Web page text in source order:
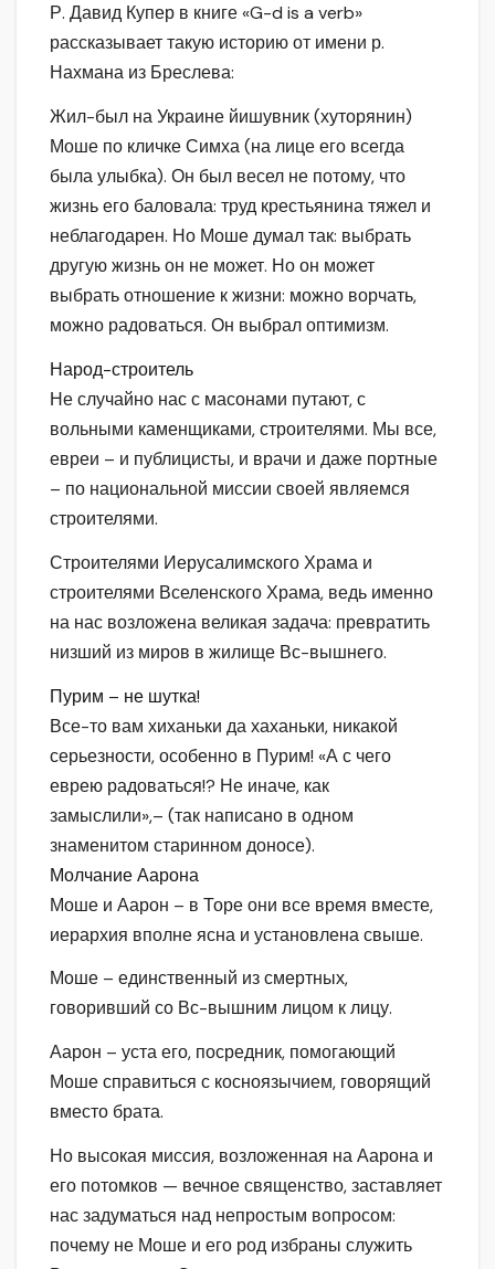
Р. Давид Купер в книге «G-d is a verb»
рассказывает такую историю от имени р.
Нахмана из Бреслева:
Жил-был на Украине йишувник (хуторянин)
Моше по кличке Симха (на лице его всегда
была улыбка). Он был весел не потому, что
жизнь его баловала: труд крестьянина тяжел и
неблагодарен. Но Моше думал так: выбрать
другую жизнь он не может. Но он может
выбрать отношение к жизни: можно ворчать,
можно радоваться. Он выбрал оптимизм.
Народ-строитель
Не случайно нас с масонами путают, с
вольными каменщиками, строителями. Мы все,
евреи – и публицисты, и врачи и даже портные
– по национальной миссии своей являемся
строителями.
Строителями Иерусалимского Храма и
строителями Вселенского Храма, ведь именно
на нас возложена великая задача: превратить
низший из миров в жилище Вс-вышнего.
Пурим – не шутка!
Все-то вам хиханьки да хаханьки, никакой
серьезности, особенно в Пурим! «А с чего
еврею радоваться!? Не иначе, как
замыслили»,– (так написано в одном
знаменитом старинном доносе).
Молчание Аарона
Моше и Аарон – в Торе они все время вместе,
иерархия вполне ясна и установлена свыше.
Моше – единственный из смертных,
говоривший со Вс-вышним лицом к лицу.
Аарон – уста его, посредник, помогающий
Моше справиться с косноязычием, говорящий
вместо брата.
Но высокая миссия, возложенная на Аарона и
его потомков — вечное священство, заставляет
нас задуматься над непростым вопросом:
почему не Моше и его род избраны служить